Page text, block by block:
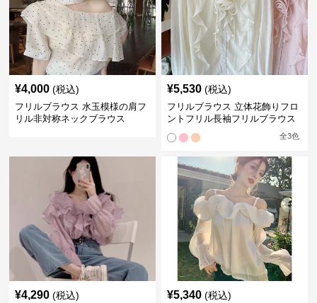
¥4,000 (税込)
フリルブラウス 水玉模様の肩フ
リル非対称ネックブラウス
¥5,530 (税込)
フリルブラウス 立体花飾りフロ
ントフリル長袖フリルブラウス
全3色
¥4,290 (税込) ¥5,340 (税込)